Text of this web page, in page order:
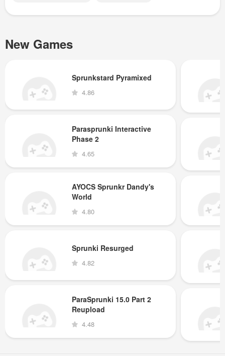
New Games
Sprunkstard Pyramixed
4.86
Parasprunki Interactive
Phase 2
4.65
AYOCS Sprunkr Dandy's
World
4.80
Sprunki Resurged
4.82
ParaSprunki 15.0 Part 2
Reupload
4.48